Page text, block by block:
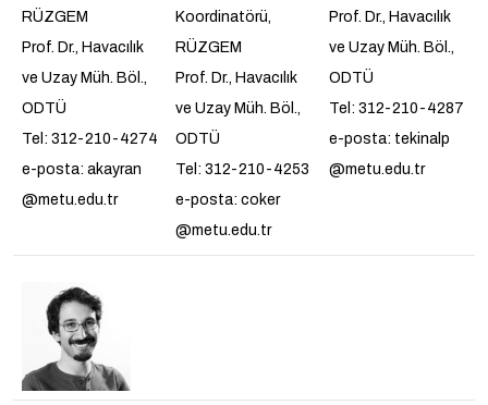
RÜZGEM
Prof. Dr., Havacılık
ve Uzay Müh. Böl.,
ODTÜ
Tel: 312-210-4274
e-posta: akayran
@metu.edu.tr
Koordinatörü,
RÜZGEM
Prof. Dr., Havacılık
ve Uzay Müh. Böl.,
ODTÜ
Tel: 312-210-4253
e-posta: coker
@metu.edu.tr
Prof. Dr., Havacılık
ve Uzay Müh. Böl.,
ODTÜ
Tel: 312-210-4287
e-posta: tekinalp
@metu.edu.tr